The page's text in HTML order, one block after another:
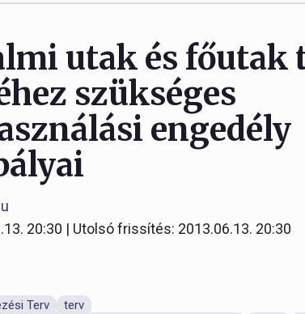
utak és főutak
szükséges
engedély
20:30 | Utolsó frissítés: 2013.06.13. 20:30
Terv
terv